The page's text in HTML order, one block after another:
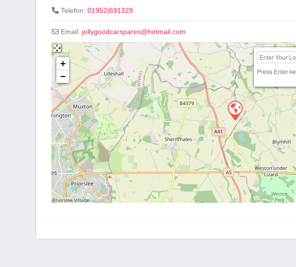
Telefon: 01952|691329
Email: jollygoodcarspares@hotmail.com
+
−
Press Enter